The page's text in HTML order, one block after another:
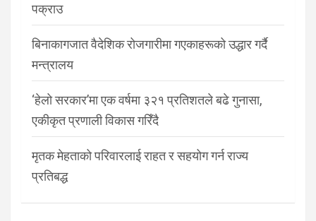
पक्राउ
बिनाकागजात वैदेशिक रोजगारीमा गएकाहरूको उद्धार गर्दै
मन्त्रालय
‘हेलो सरकार’मा एक वर्षमा ३२१ प्रतिशतले बढे गुनासा,
एकीकृत प्रणाली विकास गरिँदै
मृतक मेहताको परिवारलाई राहत र सहयोग गर्न राज्य
प्रतिबद्ध